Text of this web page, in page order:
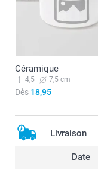
Céramique
4,5 7,5 cm
Dès 18,95
Livraison
Date